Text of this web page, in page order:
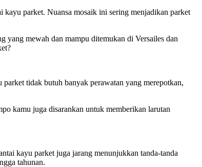
kayu parket. Nuansa mosaik ini sering menjadikan parket
yang mewah dan mampu ditemukan di Versailes dan
tidak butuh banyak perawatan yang merepotkan,
kamu juga disarankan untuk memberikan larutan
kayu parket juga jarang menunjukkan tanda-tanda
tahunan.